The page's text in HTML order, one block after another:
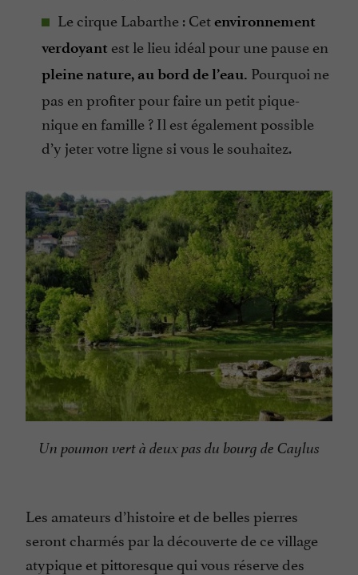
Le cirque Labarthe : Cetenvironnement
verdoyant est le lieu idéal pour une pause en
pleine nature, au bord de l’eau. Pourquoi ne
pas en profiter pour faire un petit pique-
nique en famille ? Il est également possible
d’y jeter votre ligne si vous le souhaitez.
Un poumon vert à deux pas du bourg de Caylus
Les amateurs d’histoire et de belles pierres
seront charmés par la découverte de ce village
atypique et pittoresque qui vous réserve des